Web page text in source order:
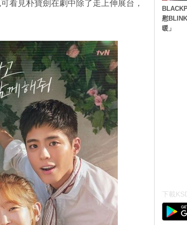
看見朴寶劍在劇中除了走上伸展台，
慰
暖」
下載